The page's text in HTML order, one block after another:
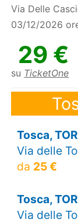
Via Delle
03/12/2026
29 €
su TicketOne
Tosca,
Via delle
da 25 €
Tosca,
Via delle